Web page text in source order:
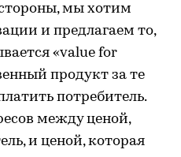
мы хотим
и предлагаем то,
«value for
продукт за те
потребитель.
между ценой,
и ценой, которая